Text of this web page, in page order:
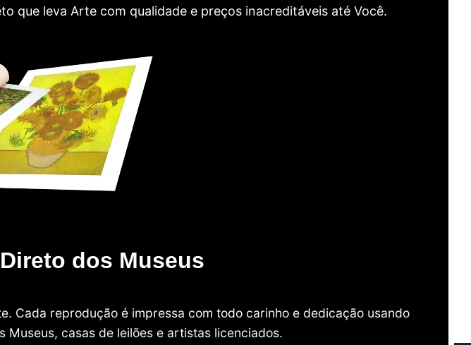
que leva Arte com qualidade e preços inacreditáveis até Você.
dos Museus
Cada reprodução é impressa com todo carinho e dedicação usando
casas de leilões e artistas licenciados.